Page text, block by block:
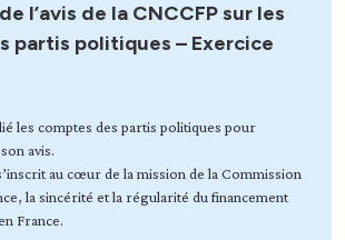
l’avis de la CNCCFP sur les
partis politiques – Exercice
les comptes des partis politiques pour
avis.
au cœur de la mission de la Commission
la sincérité et la régularité du financement
France.